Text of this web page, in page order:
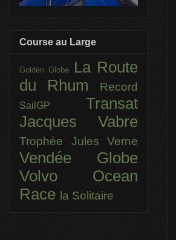
Course au Large
Golden Globe
La Route
du Rhum
Record
SailGP Transat
Jacques Vabre
Trophée Jules Verne
Vendée Globe
Volvo Ocean
Race la Solitaire